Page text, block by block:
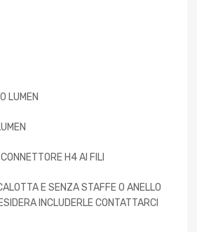
LUMEN
H4 AI FILI
E SENZA STAFFE O ANELLO
INCLUDERLE CONTATTARCI